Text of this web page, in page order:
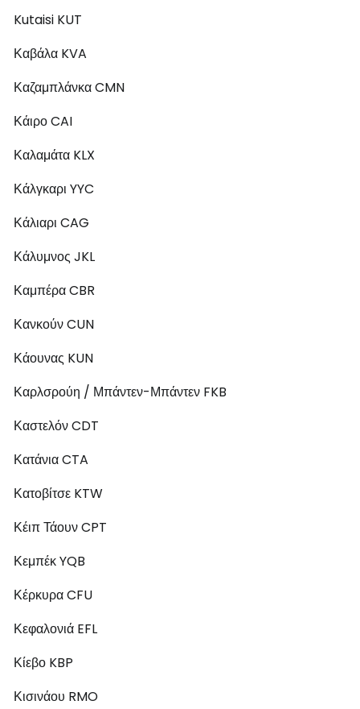
Kutaisi KUT
Καβάλα KVA
Καζαμπλάνκα CMN
Κάιρο CAI
Καλαμάτα KLX
Κάλγκαρι YYC
Κάλιαρι CAG
Κάλυμνος JKL
Καμπέρα CBR
Κανκούν CUN
Κάουνας KUN
Καρλσρούη / Μπάντεν-Μπάντεν FKB
Καστελόν CDT
Κατάνια CTA
Κατοβίτσε KTW
Κέιπ Τάουν CPT
Κεμπέκ YQB
Κέρκυρα CFU
Κεφαλονιά EFL
Κίεβο KBP
Κισινάου RMO